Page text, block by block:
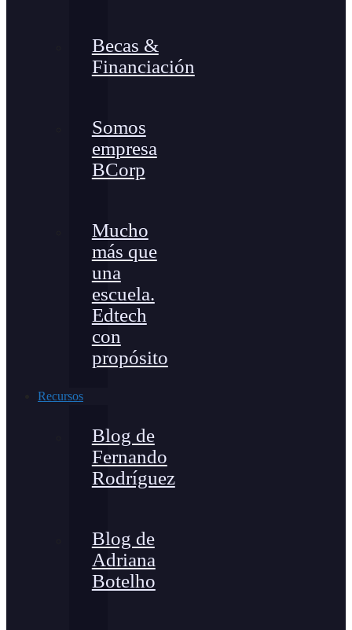
Becas &
Financiación
Somos
empresa
BCorp
Mucho
más que
una
escuela.
Edtech
con
propósito
Recursos
Blog de
Fernando
Rodríguez
Blog de
Adriana
Botelho